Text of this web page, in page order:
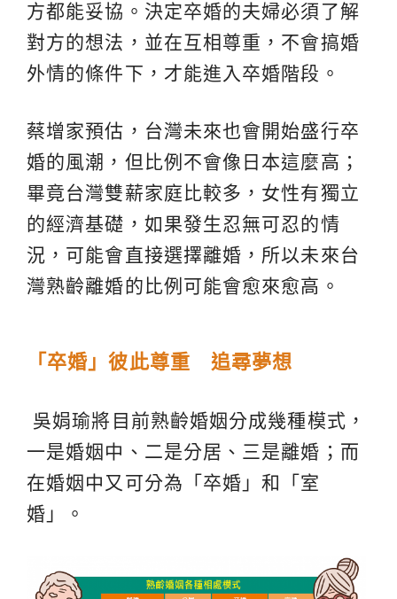
方都能妥協。決定卒婚的夫婦必須了解
對方的想法，並在互相尊重，不會搞婚
外情的條件下，才能進入卒婚階段。
蔡增家預估，台灣未來也會開始盛行卒
婚的風潮，但比例不會像日本這麼高；
畢竟台灣雙薪家庭比較多，女性有獨立
的經濟基礎，如果發生忍無可忍的情
況，可能會直接選擇離婚，所以未來台
灣熟齡離婚的比例可能會愈來愈高。
「卒婚」彼此尊重 追尋夢想
吳娟瑜將目前熟齡婚姻分成幾種模式，
一是婚姻中、二是分居、三是離婚；而
在婚姻中又可分為「卒婚」和「室
婚」。